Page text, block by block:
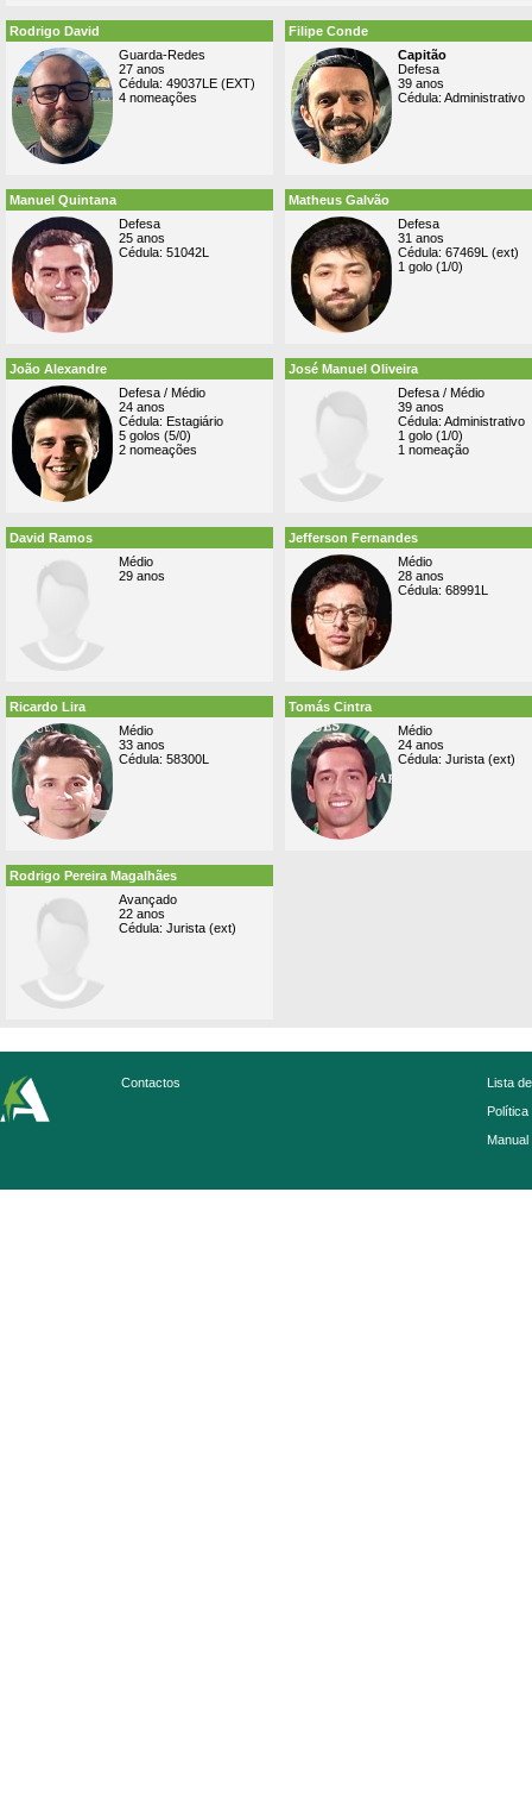
Rodrigo David
Guarda-Redes
27 anos
Cédula: 49037LE (EXT)
4 nomeações
Filipe Conde
Capitão
Defesa
39 anos
Cédula: Administrativo
Manuel Quintana
Defesa
25 anos
Cédula: 51042L
Matheus Galvão
Defesa
31 anos
Cédula: 67469L (ext)
1 golo (1/0)
João Alexandre
Defesa / Médio
24 anos
Cédula: Estagiário
5 golos (5/0)
2 nomeações
José Manuel Oliveira
Defesa / Médio
39 anos
Cédula: Administrativo
1 golo (1/0)
1 nomeação
David Ramos
Médio
29 anos
Jefferson Fernandes
Médio
28 anos
Cédula: 68991L
Ricardo Lira
Médio
33 anos
Cédula: 58300L
Tomás Cintra
Médio
24 anos
Cédula: Jurista (ext)
Rodrigo Pereira Magalhães
Avançado
22 anos
Cédula: Jurista (ext)
Contactos
Lista
Política